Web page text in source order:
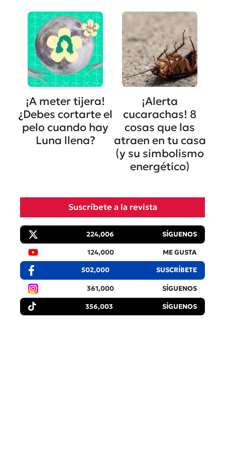
¡A meter tijera!
¿Debes cortarte el
pelo cuando hay
Luna llena?
¡Alerta
cucarachas! 8
cosas que las
atraen en tu casa
(y su simbolismo
energético)
Suscríbete a la revista
224,006 SÍGUENOS
124,000 ME GUSTA
502,000 SUSCRÍBETE
361,000 SÍGUENOS
356,003 SÍGUENOS